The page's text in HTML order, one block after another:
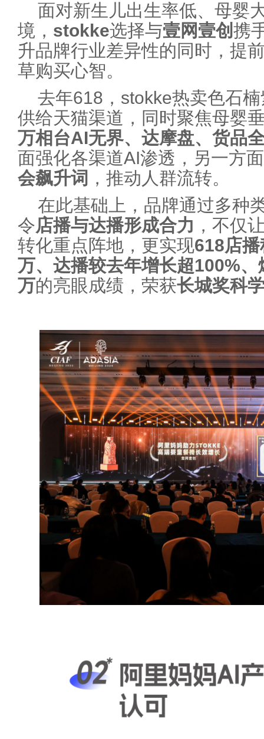
面对新生儿出生率低、母婴
境， stokke选择与壹网壹创 携
升品牌行业差异性的同时，提
草购买心智。
去年618，stokke热卖色石
供给天猫渠道，同时聚焦母婴
万相台AI无界、达摩盘、货品
面强化各渠道AI渗透，另一方面
会飙升词 ，推动人群流转。
在此基础上，品牌通过多种
令店播与达播形成合力 ，不仅
转化重点阵地，更实现618店
万、达播较去年增长超100%
万的亮眼成绩，荣获长城奖科